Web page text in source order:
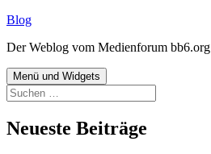
Zum
springen
Blog
Der Weblog vom Medienforum bb6.org
Menü und Widgets
Suchen
nach:
Neueste Beiträge